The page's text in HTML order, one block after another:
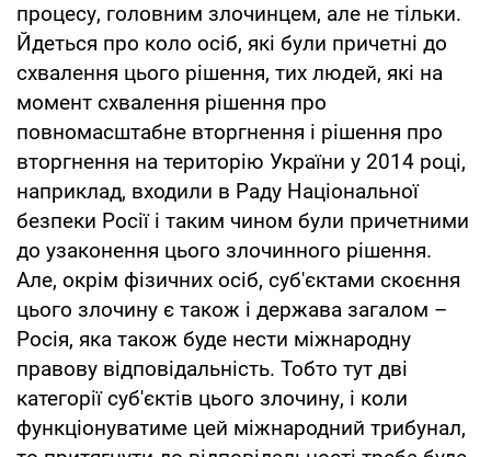
процесу, головним злочинцем, але не тільки.
Йдеться про коло осіб, які були причетні до
схвалення цього рішення, тих людей, які на
момент схвалення рішення про
повномасштабне вторгнення і рішення про
вторгнення на територію України у 2014 році,
наприклад, входили в Раду Національної
безпеки Росії і таким чином були причетними
до узаконення цього злочинного рішення.
Але, окрім фізичних осіб, суб'єктами скоєння
цього злочину є також і держава загалом –
Росія, яка також буде нести міжнародну
правову відповідальність. Тобто тут дві
категорії суб'єктів цього злочину, і коли
функціонуватиме цей міжнародний трибунал,